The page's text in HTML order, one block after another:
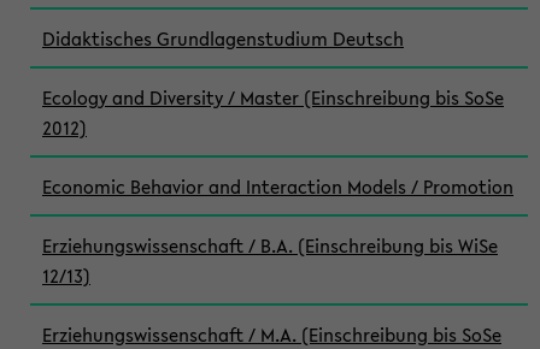
Didaktisches Grundlagenstudium Deutsch
Ecology and Diversity / Master (Einschreibung bis SoSe
2012)
Economic Behavior and Interaction Models / Promotion
Erziehungswissenschaft / B.A. (Einschreibung bis WiSe
12/13)
Erziehungswissenschaft / M.A. (Einschreibung bis SoSe